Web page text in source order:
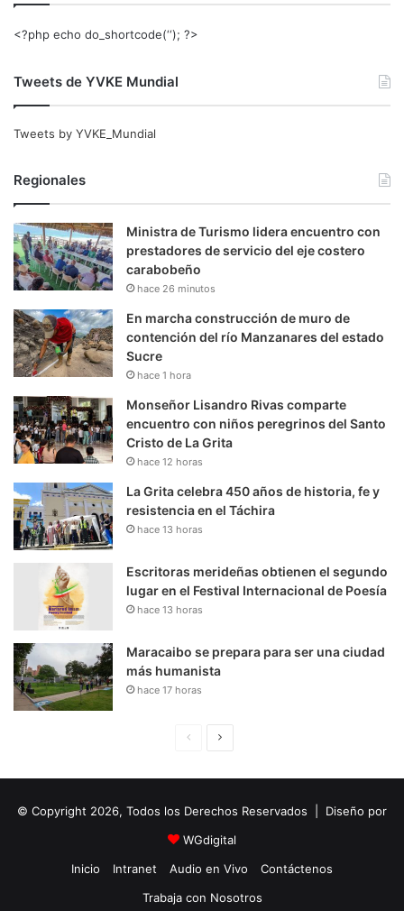
<?php echo do_shortcode(‘‘); ?>
Tweets de YVKE Mundial
Tweets by YVKE_Mundial
Regionales
Ministra de Turismo lidera encuentro con
prestadores de servicio del eje costero
carabobeño
hace 26 minutos
En marcha construcción de muro de
contención del río Manzanares del estado
Sucre
hace 1 hora
Monseñor Lisandro Rivas comparte
encuentro con niños peregrinos del Santo
Cristo de La Grita
hace 12 horas
La Grita celebra 450 años de historia, fe y
resistencia en el Táchira
hace 13 horas
Escritoras merideñas obtienen el segundo
lugar en el Festival Internacional de Poesía
hace 13 horas
Maracaibo se prepara para ser una ciudad
más humanista
hace 17 horas
i
n
a
u
i
e
© Copyright 2026, Todos los Derechos Reservados | Diseño por
WGdigital
Inicio
Intranet Audio en Vivo
Contáctenos
Trabaja con Nosotros